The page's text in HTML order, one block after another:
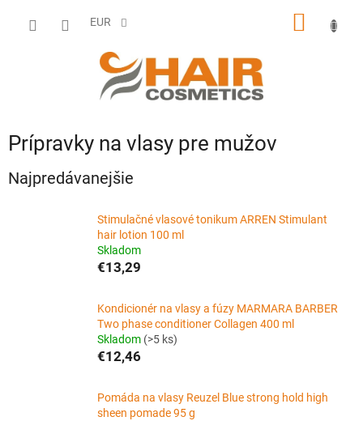
EUR
Prípravky na vlasy pre mužov
Najpredávanejšie
Stimulačné vlasové tonikum ARREN Stimulant
hair lotion 100 ml
Skladom
€13,29
Kondicionér na vlasy a fúzy MARMARA BARBER
Two phase conditioner Collagen 400 ml
Skladom (>5 ks)
€12,46
Pomáda na vlasy Reuzel Blue strong hold high
sheen pomade 95 g